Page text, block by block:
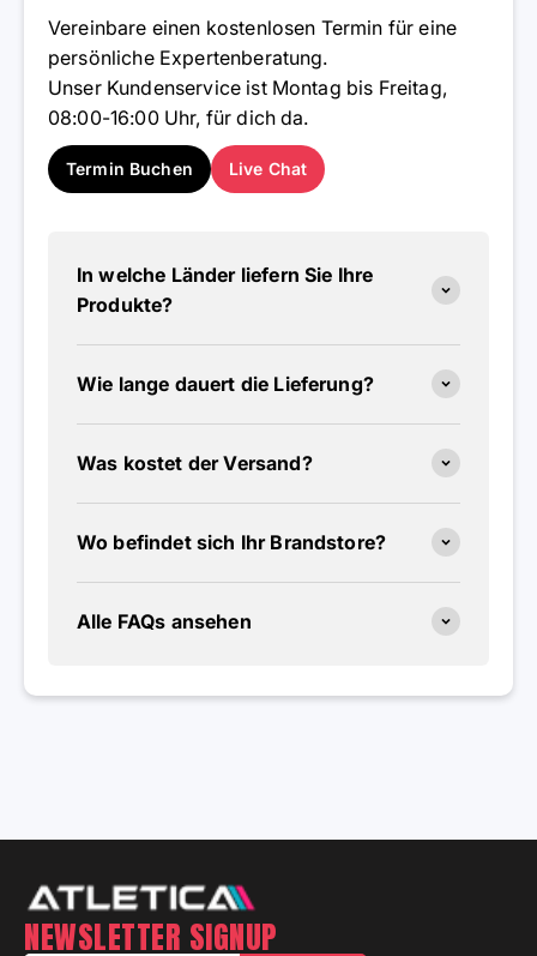
Vereinbare einen kostenlosen Termin für eine
persönliche Expertenberatung.
Unser Kundenservice ist Montag bis Freitag,
08:00-16:00 Uhr, für dich da.
Termin Buchen Live Chat
In welche Länder liefern Sie Ihre
Produkte?
Wie lange dauert die Lieferung?
Was kostet der Versand?
Wo befindet sich Ihr Brandstore?
Alle FAQs ansehen
NEWSLETTER SIGNUP